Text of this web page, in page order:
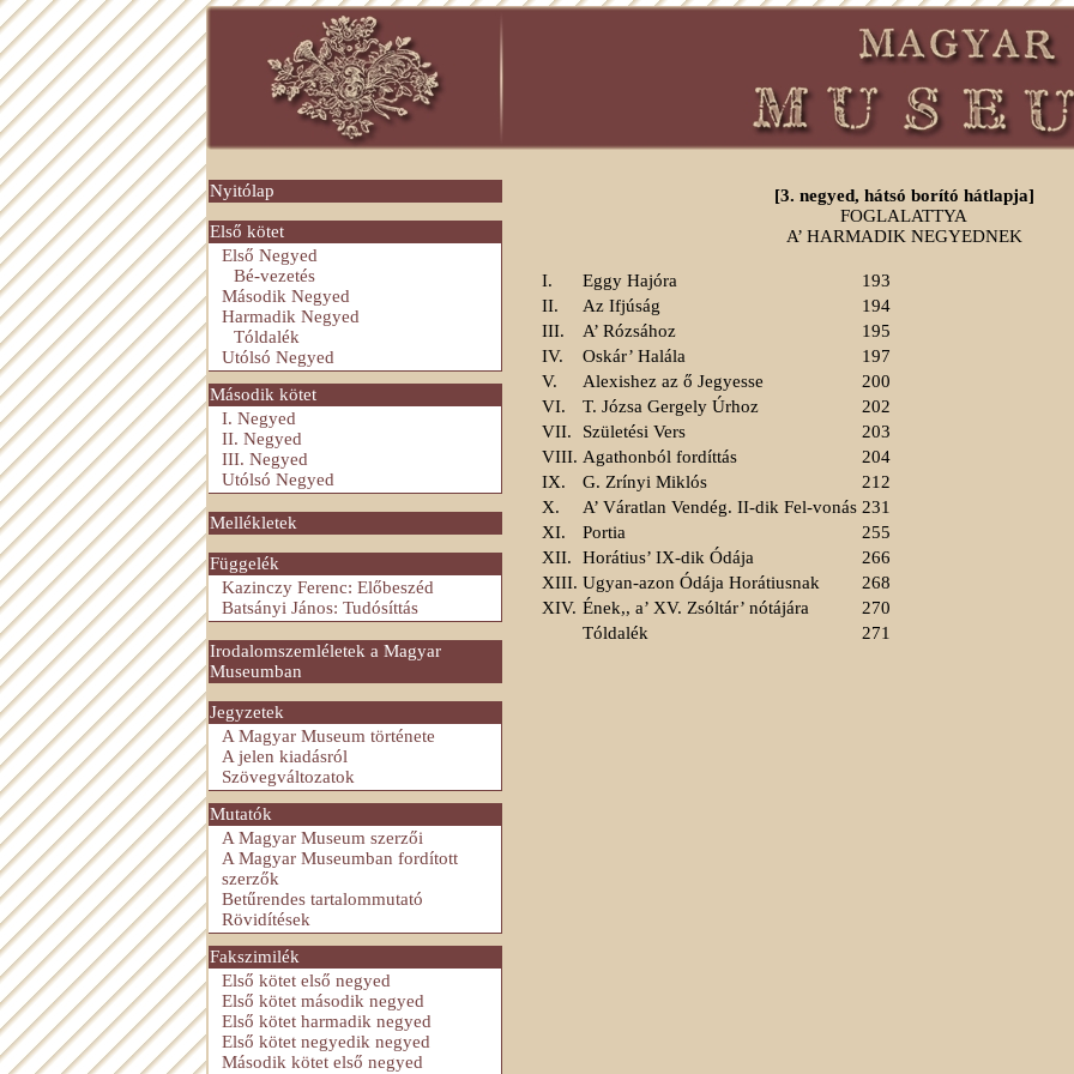
Nyitólap
Első kötet
Első Negyed
Bé-vezetés
Második Negyed
Harmadik Negyed
Tóldalék
Utólsó Negyed
Második kötet
I. Negyed
II. Negyed
III. Negyed
Utólsó Negyed
Mellékletek
Függelék
Kazinczy Ferenc: Előbeszéd
Batsányi János: Tudósíttás
Irodalomszemléletek a Magyar
Museumban
Jegyzetek
A Magyar Museum története
A jelen kiadásról
Szövegváltozatok
Mutatók
A Magyar Museum szerzői
A Magyar Museumban fordított
szerzők
Betűrendes tartalommutató
Rövidítések
Fakszimilék
Első kötet első negyed
Első kötet második negyed
Első kötet harmadik negyed
Első kötet negyedik negyed
Második kötet első negyed
[3. negyed, hátsó borító hátlapja]
FOGLALATTYA
A’ HARMADIK NEGYEDNEK
I. Eggy Hajóra
193
II.
Az Ifjúság
194
III.
A’ Rózsához
195
IV.
Oskár’ Halála
197
V.
Alexishez az ő Jegyesse
200
VI.
T. Józsa Gergely Úrhoz
202
VII.
Születési Vers
203
VIII. Agathonból fordíttás
204
IX.
G. Zrínyi Miklós
212
X.
A’ Váratlan Vendég. II-dik Fel-vonás 231
XI.
Portia
255
XII.
Horátius’ IX-dik Ódája
266
XIII. Ugyan-azon Ódája Horátiusnak
268
XIV. Ének,, a’ XV. Zsóltár’ nótájára
270
Tóldalék
271